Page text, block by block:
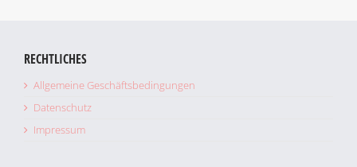
RECHTLICHES
Allgemeine Geschäftsbedingungen
Datenschutz
Impressum